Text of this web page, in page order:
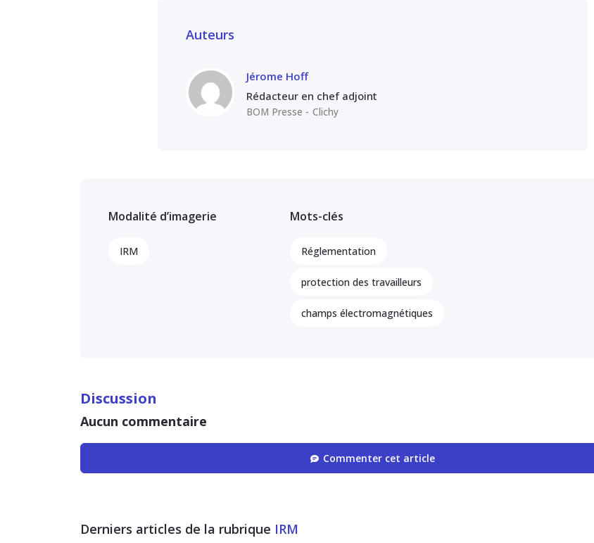
Auteurs
Jérome Hoff
Rédacteur en chef adjoint
BOM Presse Clichy
Modalité d’imagerie
IRM
Mots-clés
Réglementation
protection des travailleurs
champs électromagnétiques
Discussion
Aucun commentaire
Commenter cet article
Derniers articles de la rubrique IRM